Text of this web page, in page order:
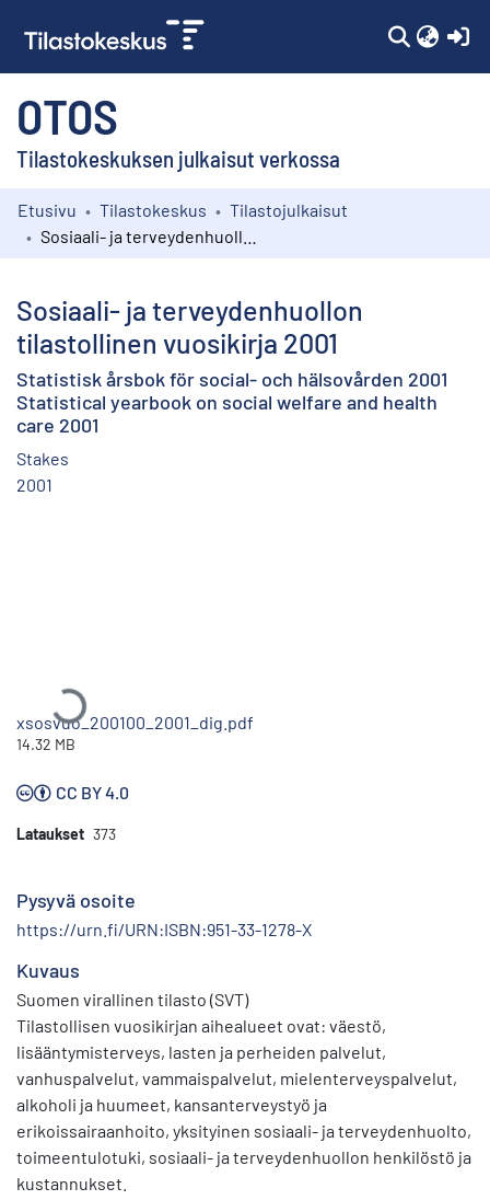
OTOS
Tilastokeskuksen julkaisut verkossa
Kokoelmat
Etusivu Tilastokeskus
Tilastojulkaisut
Sosiaali- ja terveydenhuollon
tilastollinen vuosikirja 2001
Statistisk årsbok för social- och hälsovården 2001
Statistical yearbook on social welfare and health
care 2001
Stakes
2001
Ladataan...
xsosvuo_200100_2001_dig.pdf
14.32 MB
CC BY 4.0
Lataukset 373
Pysyvä osoite
https://urn.fi/URN:ISBN:951-33-1278-X
Kuvaus
Suomen virallinen tilasto (SVT)
Tilastollisen vuosikirjan aihealueet ovat: väestö,
lisääntymisterveys, lasten ja perheiden palvelut,
vanhuspalvelut, vammaispalvelut, mielenterveyspalvelut,
alkoholi ja huumeet, kansanterveystyö ja
erikoissairaanhoito, yksityinen sosiaali- ja terveydenhuolto,
toimeentulotuki, sosiaali- ja terveydenhuollon henkilöstö ja
kustannukset.